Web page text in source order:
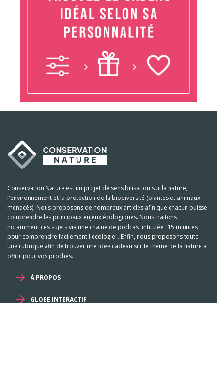
Conservation Nature est un projet de sensibilisation sur la nature,
l'environnement et la protection de la biodiversité (plantes et animaux
menacés). Nous proposons de nombreux articles afin que chacun puisse
comprendre les principaux enjeux écologiques. Nous traitons
notamment ces sujets via une chaine de podcast intitulée "15 minutes
pour comprendre facilement l'écologie". Enfin, nous proposons toute
une rubrique afin de trouver une idée cadeau sur le thème de la nature à
offrir pour vos proches.
À PROPOS
GLOBE INTERACTIF